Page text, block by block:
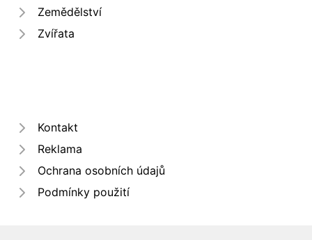
Zemědělství
Zvířata
Kontakt
Reklama
Ochrana osobních údajů
Podmínky použití